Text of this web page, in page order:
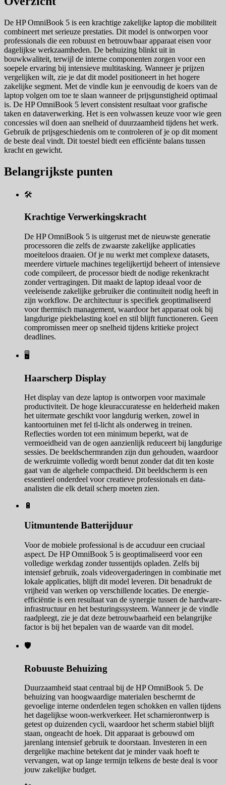
De HP OmniBook 5 is een krachtige zakelijke laptop die mobiliteit
combineert met serieuze prestaties. Dit model is ontworpen voor
professionals die een robuust en betrouwbaar apparaat eisen voor
dagelijkse werkzaamheden. De behuizing blinkt uit in
bouwkwaliteit, terwijl de interne componenten zorgen voor een
soepele ervaring bij intensieve multitasking. Wanneer je prijzen
vergelijken wilt, zie je dat dit model positioneert in het hogere
zakelijke segment. Met de vindle kun je eenvoudig de koers van de
laptop volgen om toe te slaan wanneer de prijsgunstigheid optimaal
is. De HP OmniBook 5 levert consistent resultaat voor grafische
taken en dataverwerking. Het is een volwassen keuze voor wie geen
concessies wil doen aan snelheid of duurzaamheid tijdens het werk.
Gebruik de prijsgeschiedenis om te controleren of je op dit moment
de beste deal vindt. Dit toestel biedt een efficiënte balans tussen
kracht en gewicht.
Belangrijkste punten
🛠️
Krachtige Verwerkingskracht
De HP OmniBook 5 is uitgerust met de nieuwste generatie
processoren die zelfs de zwaarste zakelijke applicaties
moeiteloos draaien. Of je nu werkt met complexe datasets,
meerdere virtuele machines tegelijkertijd beheert of intensieve
code compileert, de processor biedt de nodige rekenkracht
zonder vertragingen. Dit maakt de laptop ideaal voor de
veeleisende zakelijke gebruiker die continuïteit nodig heeft in
zijn workflow. De architectuur is specifiek geoptimaliseerd
voor thermisch management, waardoor het apparaat ook bij
langdurige piekbelasting koel en stil blijft functioneren. Geen
compromissen meer op snelheid tijdens kritieke project
deadlines.
🖥️
Haarscherp Display
Het display van deze laptop is ontworpen voor maximale
productiviteit. De hoge kleuraccuratesse en helderheid maken
het uitermate geschikt voor langdurig werken, zowel in
kantoortuinen met fel tl-licht als onderweg in treinen.
Reflecties worden tot een minimum beperkt, wat de
vermoeidheid van de ogen aanzienlijk reduceert bij langdurige
sessies. De beeldschermranden zijn dun gehouden, waardoor
de werkruimte volledig wordt benut zonder dat dit ten koste
gaat van de algehele compactheid. Dit beeldscherm is een
essentieel onderdeel voor creatieve professionals en data-
analisten die elk detail scherp moeten zien.
🔋
Uitmuntende Batterijduur
Voor de mobiele professional is de accuduur een cruciaal
aspect. De HP OmniBook 5 is geoptimaliseerd voor een
volledige werkdag zonder tussentijds opladen. Zelfs bij
intensief gebruik, zoals videovergaderingen in combinatie met
lokale applicaties, blijft dit model leveren. Dit benadrukt de
vrijheid van werken op verschillende locaties. De energie-
efficiëntie is een resultaat van de synergie tussen de hardware-
infrastructuur en het besturingssysteem. Wanneer je de vindle
raadpleegt, zie je dat deze betrouwbaarheid een belangrijke
factor is bij het bepalen van de waarde van dit model.
🛡️
Robuuste Behuizing
Duurzaamheid staat centraal bij de HP OmniBook 5. De
behuizing van hoogwaardige materialen beschermt de
gevoelige interne onderdelen tegen schokken en vallen tijdens
het dagelijkse woon-werkverkeer. Het scharnierontwerp is
getest op duizenden cycli, waardoor het scherm stabiel blijft
staan, ongeacht de hoek. Dit apparaat is gebouwd om
jarenlang intensief gebruik te doorstaan. Investeren in een
dergelijke machine betekent dat je minder vaak hoeft te
vervangen, wat op lange termijn telkens de beste deal is voor
jouw zakelijke budget.